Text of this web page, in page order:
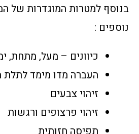
בנוסף למטרות המוגדרות של
נוספים :
כיוונים – מעל, מתחת,
העברה מדו מימד לתלת
זיהוי צבעים
זיהוי פרצופים ורגשות